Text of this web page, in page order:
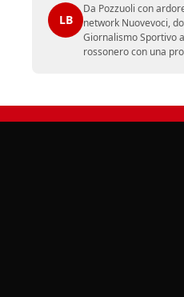
LB
Da Pozzuoli con
network Nuovevoci,
Giornalismo Sportivo
rossonero con una